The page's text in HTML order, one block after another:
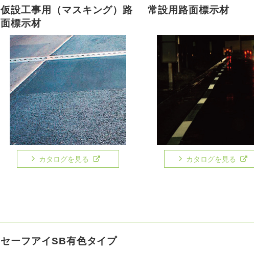
仮設工事用（マスキング）路
面標示材
カタログを見る
常設用路面標示材
カタログを見る
セーフアイSB有色タイプ